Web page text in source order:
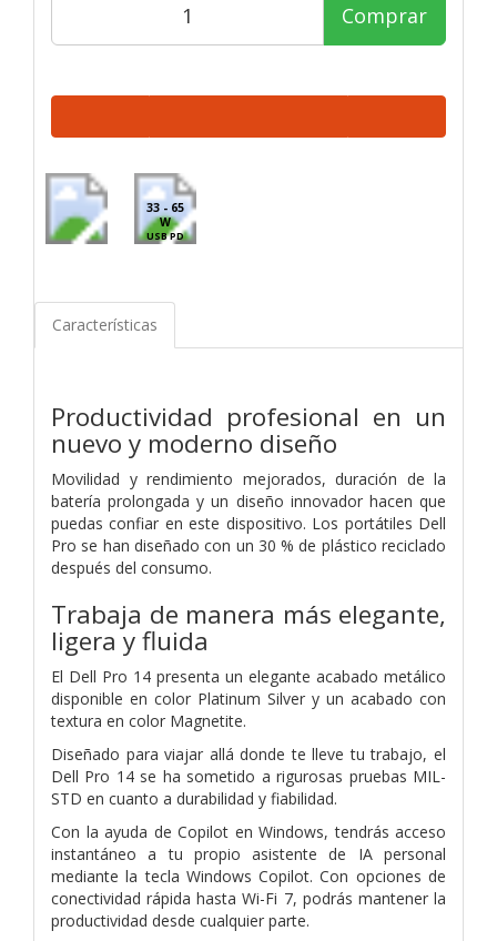
Comprar
33 - 65
W
USB PD
Características
Productividad profesional en un
nuevo y moderno diseño
Movilidad y rendimiento mejorados, duración de la
batería prolongada y un diseño innovador hacen que
puedas confiar en este dispositivo. Los portátiles Dell
Pro se han diseñado con un 30 % de plástico reciclado
después del consumo.
Trabaja de manera más elegante,
ligera y fluida
El Dell Pro 14 presenta un elegante acabado metálico
disponible en color Platinum Silver y un acabado con
textura en color Magnetite.
Diseñado para viajar allá donde te lleve tu trabajo, el
Dell Pro 14 se ha sometido a rigurosas pruebas MIL-
STD en cuanto a durabilidad y fiabilidad.
Con la ayuda de Copilot en Windows, tendrás acceso
instantáneo a tu propio asistente de IA personal
mediante la tecla Windows Copilot. Con opciones de
conectividad rápida hasta Wi-Fi 7, podrás mantener la
productividad desde cualquier parte.